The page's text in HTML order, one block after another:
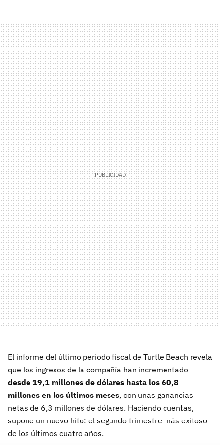
El informe del último periodo fiscal de Turtle Beach revela
que los ingresos de la compañía han incrementado
desde 19,1 millones de dólares hasta los 60,8
millones en los últimos meses, con unas ganancias
netas de 6,3 millones de dólares. Haciendo cuentas,
supone un nuevo hito: el segundo trimestre más exitoso
de los últimos cuatro años.